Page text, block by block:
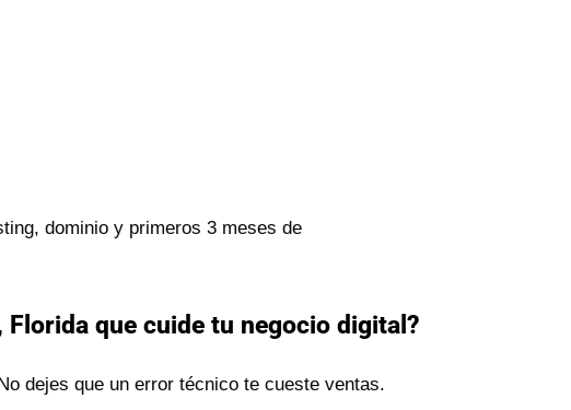
dominio y primeros 3 meses de
que cuide tu negocio digital?
dejes que un error técnico te cueste ventas.